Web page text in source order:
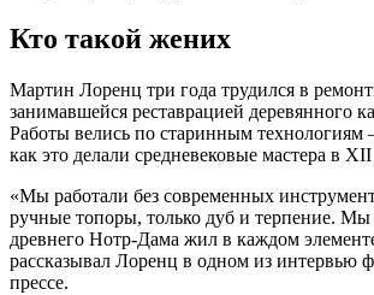
Кто такой жених
Мартин Лоренц три года трудился в
занимавшейся реставрацией деревянного
Работы велись по старинным технологиям
как это делали средневековые мастера в XII
«Мы работали без современных
ручные топоры, только дуб и терпение. Мы
древнего Нотр-Дама жил в каждом
рассказывал Лоренц в одном из интервью
прессе.